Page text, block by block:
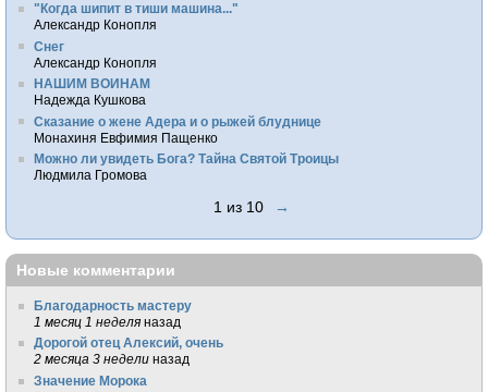
"Когда шипит в тиши машина..."
Александр Конопля
Снег
Александр Конопля
НАШИМ ВОИНАМ
Надежда Кушкова
Сказание о жене Адера и о рыжей блуднице
Монахиня Евфимия Пащенко
Можно ли увидеть Бога? Тайна Святой Троицы
Людмила Громова
1 из 10 →
Новые комментарии
Благодарность мастеру
1 месяц 1 неделя назад
Дорогой отец Алексий, очень
2 месяца 3 недели назад
Значение Морока